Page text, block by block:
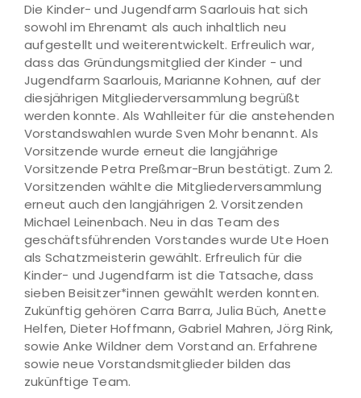
Die Kinder- und Jugendfarm Saarlouis hat sich
sowohl im Ehrenamt als auch inhaltlich neu
aufgestellt und weiterentwickelt. Erfreulich war,
dass das Gründungsmitglied der Kinder - und
Jugendfarm Saarlouis, Marianne Kohnen, auf der
diesjährigen Mitgliederversammlung begrüßt
werden konnte. Als Wahlleiter für die anstehenden
Vorstandswahlen wurde Sven Mohr benannt. Als
Vorsitzende wurde erneut die langjährige
Vorsitzende Petra Preßmar-Brun bestätigt. Zum 2.
Vorsitzenden wählte die Mitgliederversammlung
erneut auch den langjährigen 2. Vorsitzenden
Michael Leinenbach. Neu in das Team des
geschäftsführenden Vorstandes wurde Ute Hoen
als Schatzmeisterin gewählt. Erfreulich für die
Kinder- und Jugendfarm ist die Tatsache, dass
sieben Beisitzer*innen gewählt werden konnten.
Zukünftig gehören Carra Barra, Julia Büch, Anette
Helfen, Dieter Hoffmann, Gabriel Mahren, Jörg Rink,
sowie Anke Wildner dem Vorstand an. Erfahrene
sowie neue Vorstandsmitglieder bilden das
zukünftige Team.